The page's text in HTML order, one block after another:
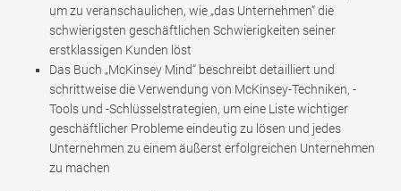
um zu veranschaulichen, wie „das Unternehmen“ die
schwierigsten geschäftlichen Schwierigkeiten seiner
erstklassigen Kunden löst
Das Buch „McKinsey Mind“ beschreibt detailliert und
schrittweise die Verwendung von McKinsey-Techniken, -
Tools und -Schlüsselstrategien, um eine Liste wichtiger
geschäftlicher Probleme eindeutig zu lösen und jedes
Unternehmen zu einem äußerst erfolgreichen Unternehmen
zu machen